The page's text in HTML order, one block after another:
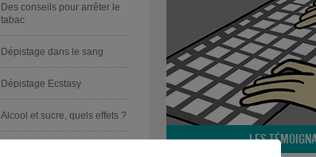
Des conseils pour arrêter le
tabac
Dépistage dans le sang
Dépistage Ecstasy
Alcool et sucre, quels effets ?
LES